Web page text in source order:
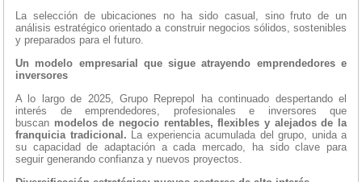
La selección de ubicaciones no ha sido casual, sino fruto de un
análisis estratégico orientado a construir negocios sólidos, sostenibles
y preparados para el futuro.
Un modelo empresarial que sigue atrayendo emprendedores e
inversores
A lo largo de 2025, Grupo Reprepol ha continuado despertando el
interés de emprendedores, profesionales e inversores que
buscan modelos de negocio rentables, flexibles y alejados de la
franquicia tradicional. La experiencia acumulada del grupo, unida a
su capacidad de adaptación a cada mercado, ha sido clave para
seguir generando confianza y nuevos proyectos.